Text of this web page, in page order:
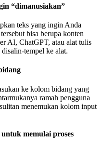
“dimanusiakan”
teks yang ingin Anda
bisa berupa konten
AI, ChatGPT, atau alat tulis
tempel ke alat.
ke kolom bidang yang
ramah pengguna
menemukan kolom input
memulai proses